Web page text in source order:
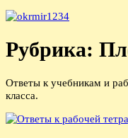
Рубрика:
Ответы к учебникам и
класса.